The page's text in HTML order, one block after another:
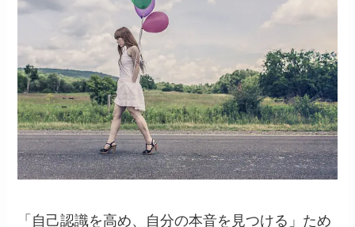
「自己認識を高め、自分の本音を見つける」ため